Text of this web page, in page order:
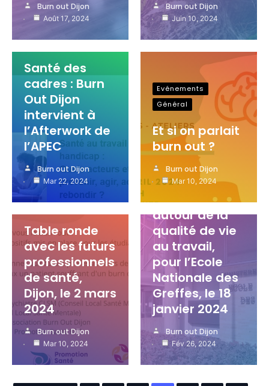
Burn out Dijon
Août 17, 2024
Burn out Dijon
Juin 10, 2024
Evénements
Général
Santé des
cadres : Burn
Out Dijon
intervient à
l’Afterwork de
l’APEC
Burn out Dijon
Mar 22, 2024
Evénements
Général
Et si on parlait
burn out ?
Burn out Dijon
Mar 10, 2024
Evénements
Général
Table ronde
avec les futurs
professionnels
de santé,
Dijon, le 2 mars
2024
Burn out Dijon
Mar 10, 2024
Evénements
Général
Intervention
autour de la
qualité de vie
au travail,
pour l’Ecole
Nationale des
Greffes, le 18
janvier 2024
Burn out Dijon
Fév 26, 2024